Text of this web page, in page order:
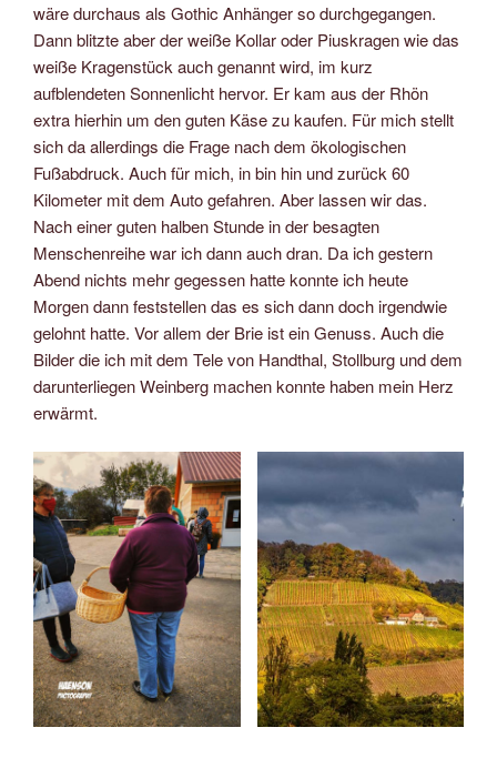
wäre durchaus als Gothic Anhänger so durchgegangen.
Dann blitzte aber der weiße Kollar oder Piuskragen wie das
weiße Kragenstück auch genannt wird, im kurz
aufblendeten Sonnenlicht hervor. Er kam aus der Rhön
extra hierhin um den guten Käse zu kaufen. Für mich stellt
sich da allerdings die Frage nach dem ökologischen
Fußabdruck. Auch für mich, in bin hin und zurück 60
Kilometer mit dem Auto gefahren. Aber lassen wir das.
Nach einer guten halben Stunde in der besagten
Menschenreihe war ich dann auch dran. Da ich gestern
Abend nichts mehr gegessen hatte konnte ich heute
Morgen dann feststellen das es sich dann doch irgendwie
gelohnt hatte. Vor allem der Brie ist ein Genuss. Auch die
Bilder die ich mit dem Tele von Handthal, Stollburg und dem
darunterliegen Weinberg machen konnte haben mein Herz
erwärmt.